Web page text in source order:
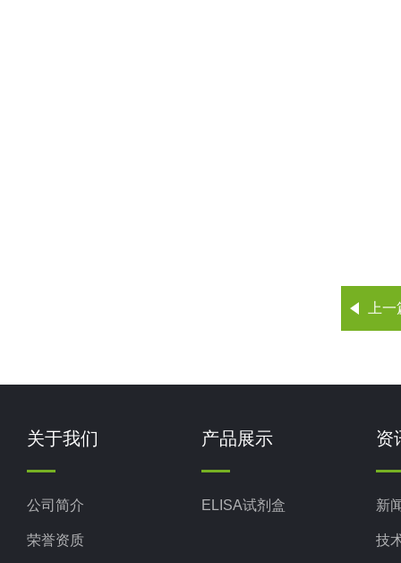
上
关于我们
公司简介
荣誉资质
产品展示
ELISA试剂盒
资
新
技